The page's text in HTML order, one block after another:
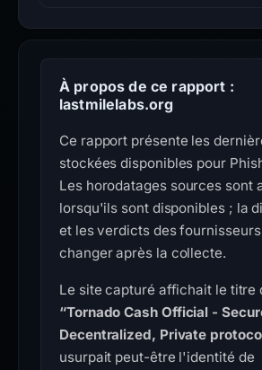
À propos de ce rapport :
lastmilelabs.org
Ce rapport présente les
stockées disponibles pour
Les horodatages sources sont
lorsqu'ils sont disponibles ; la
et les verdicts des
changer après la collecte.
Le site capturé affichait le titre
“Tornado Cash Official -
Decentralized, Private
usurpait peut-être l'identité de